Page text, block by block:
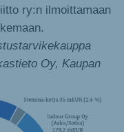
ry:n ilmoittamaan
Oy, Kaupan